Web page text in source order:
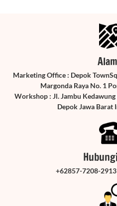
Marketing Office : Depok
Margonda Raya No. 1
Workshop : Jl. Jambu
Depok Jawa Barat
+62857-7208-